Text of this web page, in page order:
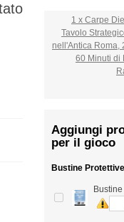
1 x Carpe
Tavolo
nell'Antica Roma,
60 Minuti di
Aggiungi
per il gioco
Bustine